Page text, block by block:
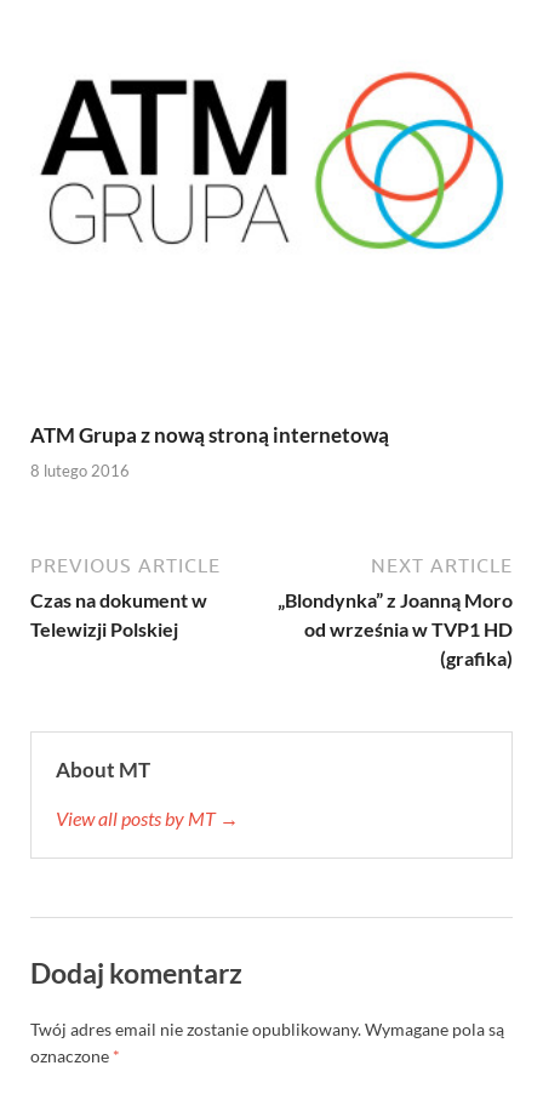
ATM Grupa z nową stroną internetową
8 lutego 2016
PREVIOUS ARTICLE
Czas na dokument w
Telewizji Polskiej
NEXT ARTICLE
„Blondynka” z Joanną Moro
od września w TVP1 HD
(grafika)
About MT
View all posts by MT →
Dodaj komentarz
Twój adres email nie zostanie opublikowany.Wymagane pola są
oznaczone *